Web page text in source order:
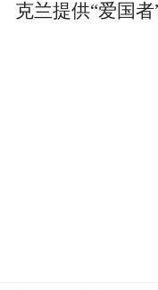
克兰提供“爱国